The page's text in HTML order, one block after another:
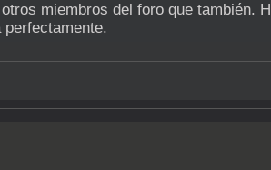
miembros del foro que también.